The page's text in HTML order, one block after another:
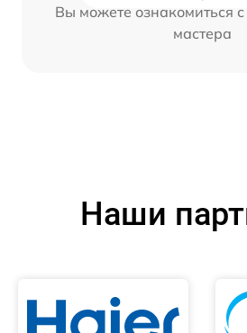
Вы можете ознакомиться
мастера
Наши